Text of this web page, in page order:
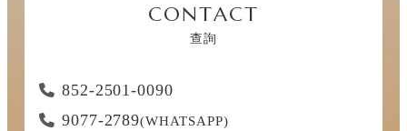
CONTACT
查詢
852-2501-0090
9077-2789(WHATSAPP)